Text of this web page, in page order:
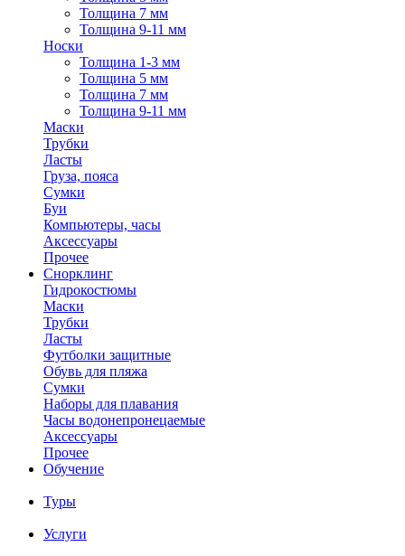
Толщина 7 мм
Толщина 9-11 мм
Носки
Толщина 1-3 мм
Толщина 5 мм
Толщина 7 мм
Толщина 9-11 мм
Маски
Трубки
Ласты
Груза, пояса
Сумки
Буи
Компьютеры, часы
Аксессуары
Прочее
Снорклинг
Гидрокостюмы
Маски
Трубки
Ласты
Футболки защитные
Обувь для пляжа
Сумки
Наборы для плавания
Часы водонепронецаемые
Аксессуары
Прочее
Обучение
Туры
Услуги